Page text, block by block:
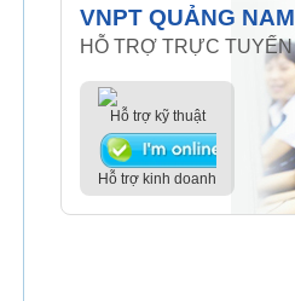
VNPT QUẢNG NAM
HỖ TRỢ TRỰC TUYẾN
Hỗ trợ kỹ thuật
Hỗ trợ kinh doanh